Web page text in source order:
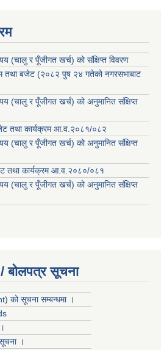
र पूँजीगत खर्च) को संक्षिप्त विवरण
तथा बजेट (२०८२ पुष २४ गतेको नगरसभाबाट
र पूँजीगत खर्च) को अनुमानित संक्षिप्त
तथा कार्यक्रम आ.व.२०८१/०८२
र पूँजीगत खर्च) को अनुमानित संक्षिप्त
तथा कार्यक्रम आ.व.२०८०/०८१
र पूँजीगत खर्च) को अनुमानित संक्षिप्त
बोलपत्र सूचना
सूचना सम्बन्धमा ।
।